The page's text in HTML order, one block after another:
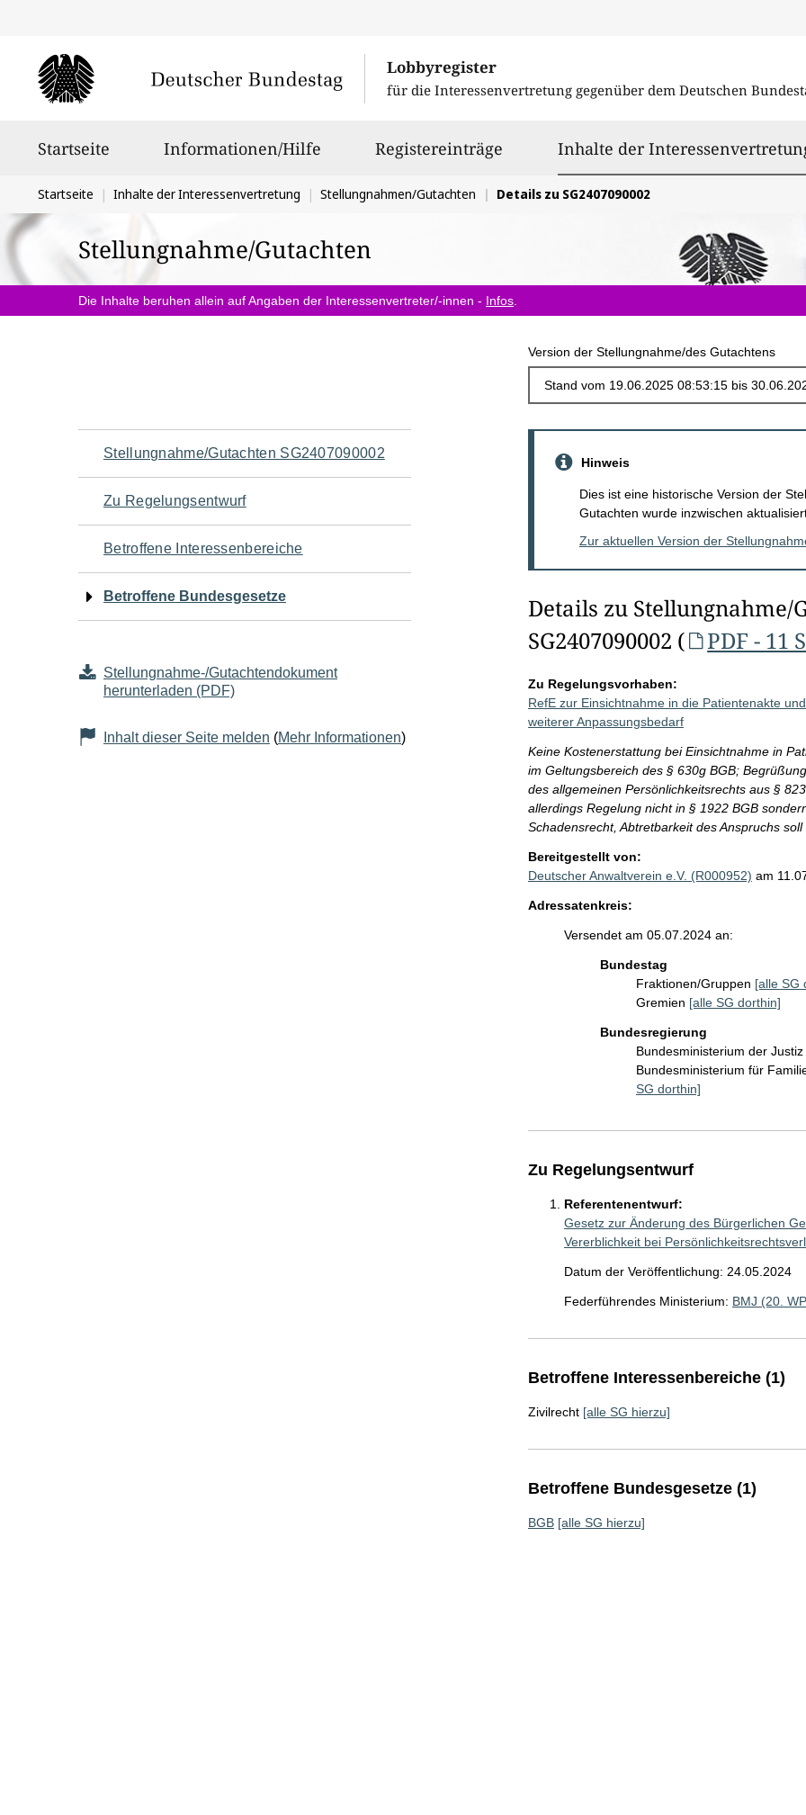
Lobbyregister
für die Interessenvertretung gegenüber dem Deutschen
Startseite Informationen/Hilfe Registereinträge Inhalte der
Sie
befinden
sich
hier:
Startseite Inhalte der Interessenvertretung Stellungnahmen/Gutachten Details zu SG2407090002
Stellungnahme/Gutachten
Die Inhalte beruhen allein auf Angaben der Interessenvertreter/-innen - Infos
Version der Stellungnahme/des Gutachtens
Navigation
für
den
Seiteninhalt
Stellungnahme/Gutachten SG2407090002
Zu Regelungsentwurf
Betroffene Interessenbereiche
Betroffene Bundesgesetze
Stellungnahme-/Gutachtendokument
herunterladen (PDF)
Inhalt dieser Seite melden (Mehr Informationen)
Hinweis
Dies ist eine historische Version der
Gutachten wurde inzwischen
Zur aktuellen Version der
Details zu Stellungnahme/
SG2407090002 (
PDF - 11
Zu Regelungsvorhaben:
RefE zur Einsichtnahme in die Patientenakte
weiterer Anpassungsbedarf
Keine Kostenerstattung bei Einsichtnahme in
im Geltungsbereich des § 630g BGB;
des allgemeinen Persönlichkeitsrechts aus §
allerdings Regelung nicht in § 1922 BGB
Schadensrecht, Abtretbarkeit des Anspruchs
Bereitgestellt von:
Deutscher Anwaltverein e.V. (R000952) am
Adressatenkreis:
Versendet am 05.07.2024 an:
Bundestag
Fraktionen/Gruppen [alle SG
Gremien [alle SG dorthin]
Bundesregierung
Bundesministerium der
Bundesministerium für
SG dorthin]
Zu Regelungsentwurf
Referentenentwurf:
Gesetz zur Änderung des Bürgerlichen
Vererblichkeit bei
Datum der Veröffentlichung: 24.05.2024
Federführendes Ministerium: BMJ (20.
Betroffene Interessenbereiche (1)
Zivilrecht [alle SG hierzu]
Betroffene Bundesgesetze (1)
BGB [alle SG hierzu]